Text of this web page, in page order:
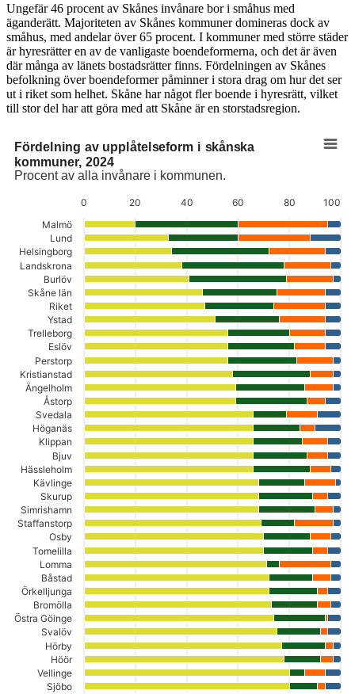
Ungefär 46 procent av Skånes invånare bor i småhus med
äganderätt. Majoriteten av Skånes kommuner domineras dock av
småhus, med andelar över 65 procent. I kommuner med större städer
är hyresrätter en av de vanligaste boendeformerna, och det är även
där många av länets bostadsrätter finns. Fördelningen av Skånes
befolkning över boendeformer påminner i stora drag om hur det ser
ut i riket som helhet. Skåne har något fler boende i hyresrätt, vilket
till stor del har att göra med att Skåne är en storstadsregion.
Fördelning av upplåtelseform i skånska kommuner, 2024
Stapeldiagram med 4 dataserier.
Procent av alla invånare i kommunen.
Diagrammet har 1 X-axel som visar categories.
Diagrammet har 1 Y-axel som visar values. Data sträcker sig från 20
Procent av alla invånare i kommunen.
0 20 40 60 80
100
Malmö
Lund
Helsingborg
Landskrona
Burlöv
Skåne län
Riket
Ystad
Trelleborg
Eslöv
Perstorp
Kristianstad
Ängelholm
Åstorp
Svedala
Höganäs
Klippan
Bjuv
Hässleholm
Kävlinge
Skurup
Simrishamn
Staffanstorp
Osby
Tomelilla
Lomma
Båstad
Örkelljunga
Bromölla
Östra Göinge
Svalöv
Hörby
Höör
Vellinge
Sjöbo
Fördelning av upplåtelseform i skånska
kommuner, 2024